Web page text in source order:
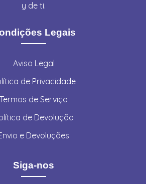
y de ti.
Legais
Aviso Legal
de Privacidade
Termos de Serviço
de Devolução
e Devoluções
Siga-nos